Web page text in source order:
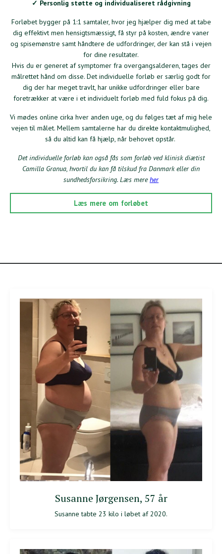
✓ Personlig støtte og individualiseret rådgivning
Forløbet bygger på 1:1 samtaler, hvor jeg hjælper dig med at tabe
dig effektivt men hensigtsmæssigt, få styr på kosten, ændre vaner
og spisemønstre samt håndtere de udfordringer, der kan stå i vejen
for dine resultater.
Hvis du er generet af symptomer fra overgangsalderen, tages der
målrettet hånd om disse. Det individuelle forløb er særlig godt for
dig der har meget travlt, har unikke udfordringer eller bare
foretrækker at være i et individuelt forløb med fuld fokus på dig.
Vi mødes online cirka hver anden uge, og du følges tæt af mig hele
vejen til målet. Mellem samtalerne har du direkte kontaktmulighed,
så du altid kan få hjælp, når behovet opstår.
Det individuelle forløb kan også fås som forløb ved klinisk diætist
Camilla Granua, hvortil du kan få tilskud fra Danmark eller din
sundhedsforsikring. Læs mereher
Læs mere om forløbet
Susanne Jørgensen, 57 år
Susanne tabte 23 kilo i løbet af 2020.